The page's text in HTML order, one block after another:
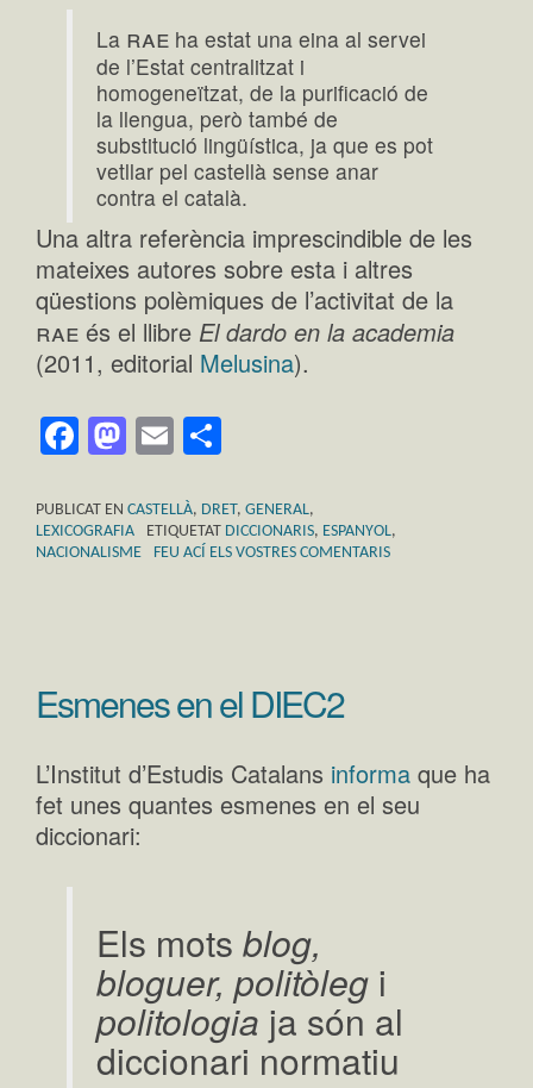
La rae ha estat una eina al servei
de l’Estat centralitzat i
homogeneïtzat, de la purificació de
la llengua, però també de
substitució lingüística, ja que es pot
vetllar pel castellà sense anar
contra el català.
Una altra referència imprescindible de les
mateixes autores sobre esta i altres
qüestions polèmiques de l’activitat de la
rae és el llibre El dardo en la academia
(2011, editorial Melusina).
Facebook
Mastodon
Email
PUBLICAT EN CASTELLÀ, DRET, GENERAL,
LEXICOGRAFIA
ETIQUETAT DICCIONARIS, ESPANYOL,
NACIONALISME
FEU ACÍ ELS VOSTRES COMENTARIS
Esmenes en el DIEC2
L’Institut d’Estudis Catalans informa que ha
fet unes quantes esmenes en el seu
diccionari:
Els motsblog,
bloguer, politòleg i
politologia ja són al
diccionari normatiu